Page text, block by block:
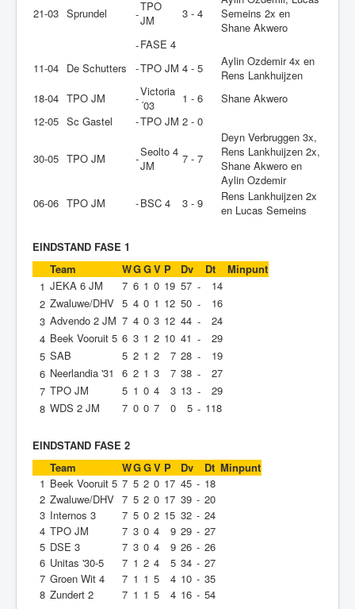
21-03 Sprundel -
TPO
JM
3 - 4
Semeins 2x en
Shane Akwero
-FASE 4
11-04 De Schutters -TPO JM 4 - 5
Aylin Ozdemir 4x en
Rens Lankhuijzen
18-04 TPO JM -Victoria
´03
1 - 6
Shane Akwero
12-05 Sc Gastel -TPO JM 2 - 0
30-05 TPO JM -Seolto 4
JM
7 - 7
Deyn Verbruggen 3x,
Rens Lankhuijzen 2x,
Shane Akwero en
Aylin Ozdemir
06-06 TPO JM -BSC 4 3 - 9
Rens Lankhuijzen 2x
en Lucas Semeins
EINDSTAND FASE 1
Team
WGGV P Dv Dt
Minpunt
1 JEKA 6 JM 7 6 1 0 19 57 -
14
2 Zwaluwe/DHV 5 4 0 1 12 50 -
16
3 Advendo 2 JM 7 4 0 3 12 44 -
24
4 Beek Vooruit 5 6 3 1 2 10 41 -
29
5 SAB 5 2 1 2 7 28 -
19
6 Neerlandia '31 6 2 1 3 7 38 -
27
7 TPO JM 5 1 0 4 3 13 -
29
8 WDS 2 JM 7 0 0 7 0 5 - 118
EINDSTAND FASE 2
Team
WGGV P Dv Dt Minpunt
1 Beek Vooruit 5 7 5 2 0 17 45 - 18
2 Zwaluwe/DHV 7 5 2 0 17 39 - 20
3 Internos 3 7 5 0 2 15 32 - 24
4 TPO JM 7 3 0 4 9 29 - 27
5 DSE 3 7 3 0 4 9 26 - 26
6 Unitas '30-5 7 1 2 4 5 34 - 27
7 Groen Wit 4 7 1 1 5 4 10 - 35
8 Zundert 2 7 1 1 5 4 16 - 54